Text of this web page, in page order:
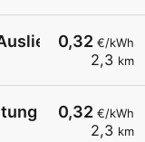
0,32 €/kWh
2,3 km
0,32 €/kWh
2,3 km
1